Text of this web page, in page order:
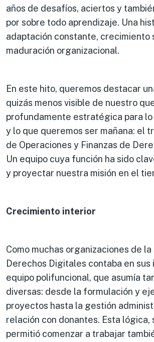
años de desafíos, aciertos y
por sobre todo aprendizaje. Una
adaptación constante, crecimiento
maduración organizacional.
En este hito, queremos destacar
quizás menos visible de nuestro
profundamente estratégica para lo
y lo que queremos ser mañana: el
de Operaciones y Finanzas de
Un equipo cuya función ha sido
y proyectar nuestra misión en el
Crecimiento interior
Como muchas organizaciones de
Derechos Digitales contaba en sus
equipo polifuncional, que asumía
diversas: desde la formulación y
proyectos hasta la gestión
relación con donantes. Esta lógica,
permitió comenzar a trabajar